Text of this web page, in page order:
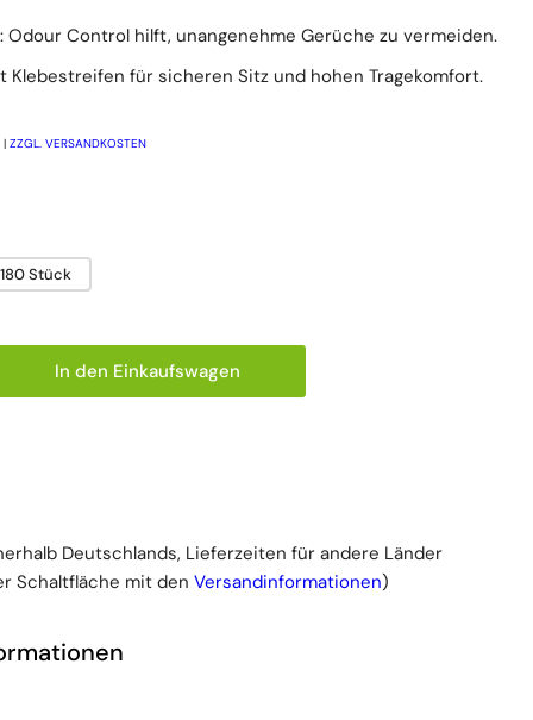
Odour Control hilft, unangenehme Gerüche zu vermeiden.
Klebestreifen für sicheren Sitz und hohen Tragekomfort.
| ZZGL. VERSANDKOSTEN
Stück
für TENA Comfort Mini Super Inkontinenzeinlagen,
erhöhen für TENA Comfort Mini Super
In den Einkaufswagen
Deutschlands, Lieferzeiten für andere Länder
Schaltfläche mit den Versandinformationen)